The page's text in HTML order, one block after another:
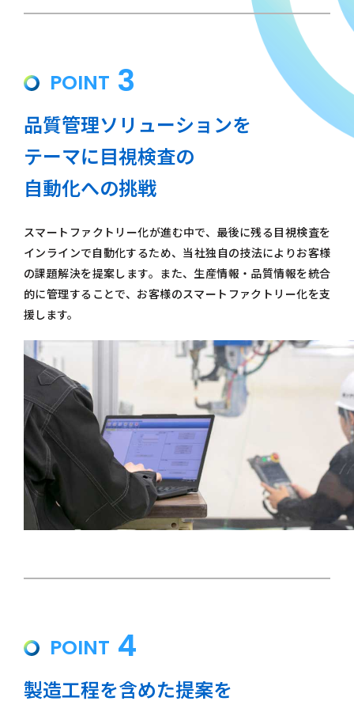
POINT 3
品質管理ソリューションを
テーマに目視検査の
自動化への挑戦
スマートファクトリー化が進む中で、最後に残る目視検査を
インラインで自動化するため、当社独自の技法によりお客様
の課題解決を提案します。また、生産情報・品質情報を統合
的に管理することで、お客様のスマートファクトリー化を支
援します。
POINT 4
製造工程を含めた提案を